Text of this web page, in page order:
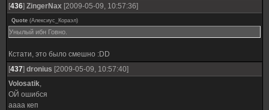
[436] ZingerNax [2009-05-09, 10:57:36]
Quote (Алексиус_Кораэл)
Унылый ибн Говно.
Кстати, это было смешно :DD
[437] dronius [2009-05-09, 10:57:40]
Volosatik,
ОЙ ошибся
аааа кеп